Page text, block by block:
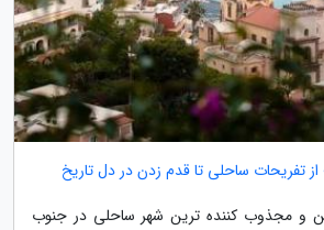
از تفریحات ساحلی تا قدم زدن در دل تاریخ
و مجذوب کننده ترین شهر ساحلی در جنوب